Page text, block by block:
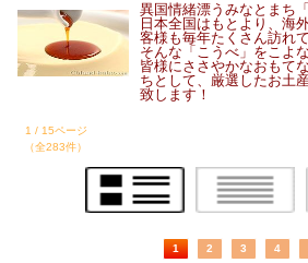
異国情緒漂うみなとまち「
日本全国はもとより、海
客様も毎年たくさん訪れて
そんな「こうべ」をこよ
皆様にささやかなおもて
ちとして、厳選したお土
致します！
1 / 15ページ
（全283件）
1 2 3 4